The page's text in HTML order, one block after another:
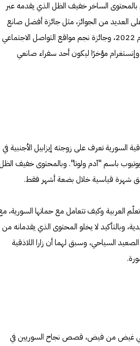
بالمحتوى الساخر خفيف الظل الذي يقدمه عبر
العديد من الجوائز، مثل جائزة أفضل صانع
محتوى بالوطن العربي لعام 2022، وجائزة نجم مواقع التواصل الاجتماعي
ميتا وإنستغرام مؤخرًا ليكون أحد سفراء صانعي
السورية تعرف على زوجته إيزابيل الأجنبية في
يوتيوب باسم "آدم ولوتا". وبالمحتوى خفيف
شهرة قياسية خلال بضعة أشهر فقط.
العربية وكيف تتعامل مع حماتها السورية،
وبالتأكيد لا يخلو المحتوى الذي يقدمانه من
السياحي، وسبق لهما أن زارا اللاذقية
غيض من فيض، قصص نجاح السوريين في